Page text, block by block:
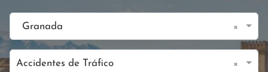
Granada ×
Accidentes de Tráfico ×